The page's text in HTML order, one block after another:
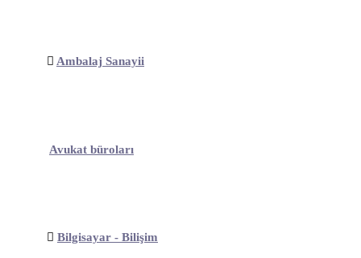
Ambalaj Sanayii
Avukat büroları
Bilgisayar - Bilişim